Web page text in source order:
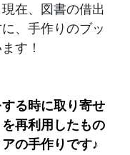
在、図書の借出
、手作りのブッ
す！
る時に取り寄せ
を再利用したもの
の手作りです♪